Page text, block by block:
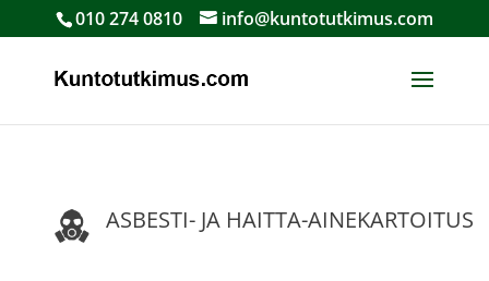
010 274 0810 info@kuntotutkimus.com
ASBESTI- JA HAITTA-AINEKARTOITUS